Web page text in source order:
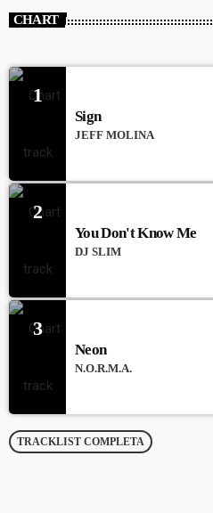
CHART
1
Sign
JEFF MOLINA
2
You Don't Know Me
DJ SLIM
3
Neon
N.O.R.M.A.
TRACKLIST COMPLETA